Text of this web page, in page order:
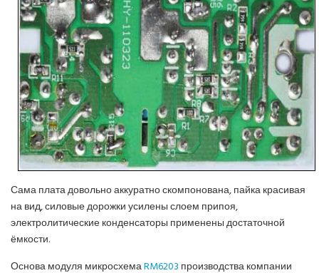
Сама плата довольно аккуратно скомпонована, пайка красивая
на вид, силовые дорожки усилены слоем припоя,
электролитические конденсаторы применены достаточной
ёмкости.
Основа модуля микросхемаRM6203 производства компании